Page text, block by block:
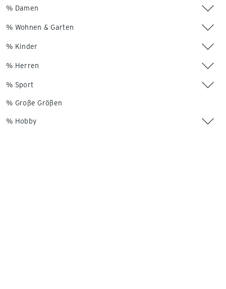
% Damen
% Wohnen & Garten
% Kinder
% Herren
% Sport
% Große Größen
% Hobby